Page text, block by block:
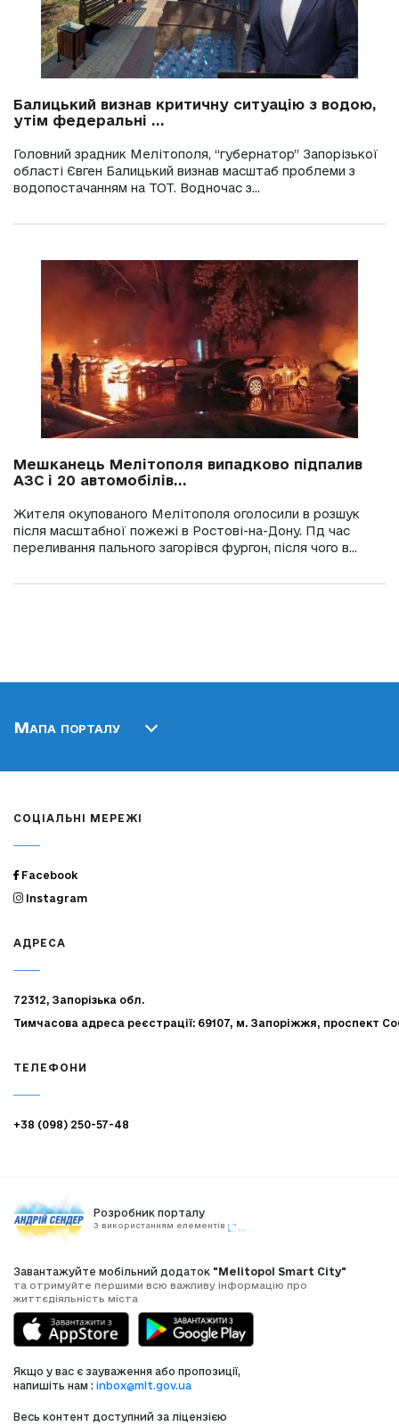
Балицький визнав критичну ситуацію з водою,
утім федеральні ...
Головний зрадник Мелітополя, “губернатор” Запорізької
області Євген Балицький визнав масштаб проблеми з
водопостачанням на ТОТ. Водночас з...
Мешканець Мелітополя випадково підпалив
АЗС і 20 автомобілів...
Жителя окупованого Мелітополя оголосили в розшук
після масштабної пожежі в Ростові-на-Дону. Пд час
переливання пального загорівся фургон, після чого в...
Мапа порталу
СОЦІАЛЬНІ МЕРЕЖІ
Facebook
Instagram
АДРЕСА
72312, Запорізька обл.
Тимчасова адреса реєстрації: 69107, м. Запоріжжя, проспект
ТЕЛЕФОНИ
+38 (098) 250-57-48
Розробник порталу
З використанням елементів
Завантажуйте мобільний додаток "Melitopol Smart City"
та отримуйте першими всю важливу інформацію про
життєдіяльність міста
Якщо у вас є зауваження або пропозиції,
напишіть нам : inbox@mlt.gov.ua
Весь контент доступний за ліцензією